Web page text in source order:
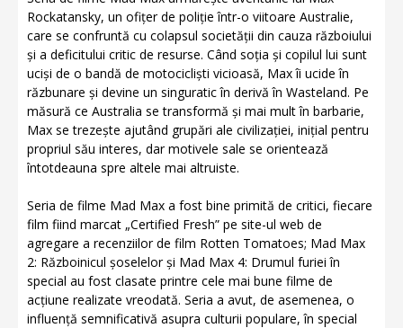
Rockatansky, un ofițer de poliție într-o viitoare Australie,
care se confruntă cu colapsul societății din cauza războiului
și a deficitului critic de resurse. Când soția și copilul lui sunt
uciși de o bandă de motocicliști vicioasă, Max îi ucide în
răzbunare și devine un singuratic în derivă în Wasteland. Pe
măsură ce Australia se transformă și mai mult în barbarie,
Max se trezește ajutând grupări ale civilizației, inițial pentru
propriul său interes, dar motivele sale se orientează
întotdeauna spre altele mai altruiste.
Seria de filme Mad Max a fost bine primită de critici, fiecare
film fiind marcat „Certified Fresh” pe site-ul web de
agregare a recenziilor de film Rotten Tomatoes; Mad Max
2: Războinicul șoselelor și Mad Max 4: Drumul furiei în
special au fost clasate printre cele mai bune filme de
acțiune realizate vreodată. Seria a avut, de asemenea, o
influență semnificativă asupra culturii populare, în special